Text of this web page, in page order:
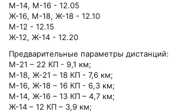
М-14, М-16 - 12.05
Ж-16, М-18, Ж-18 - 12.10
М-12 - 12.15
Ж-12, Ж-14 - 12.20
Предварительные параметры дистанций:
М-21 – 22 КП - 9,1 км;
М-18, Ж-21 – 18 КП - 7,6 км;
М-16, Ж-18 – 16 КП - 6,3 км;
М-14, Ж-16 – 13 КП – 4,7 км;
Ж-14 – 12 КП – 3,9 км;